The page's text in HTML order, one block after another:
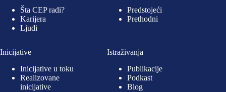
Šta CEP radi?
Karijera
Ljudi
Predstojeći
Prethodni
Inicijative
Inicijative u toku
Realizovane
inicijative
Istraživanja
Publikacije
Podkast
Blog